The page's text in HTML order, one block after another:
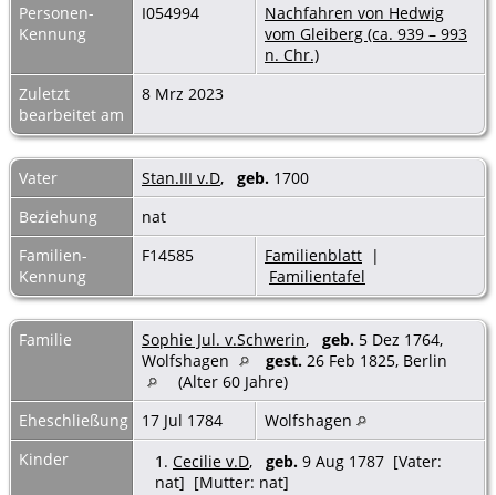
Personen-
Kennung
I054994
Nachfahren von Hedwig
vom Gleiberg (ca. 939 – 993
n. Chr.)
Zuletzt
bearbeitet am
8 Mrz 2023
Vater Stan.III v.D, geb. 1700
Beziehung
nat
Familien-
Kennung
F14585 Familienblatt |
Familientafel
Familie Sophie Jul. v.Schwerin, geb. 5 Dez 1764,
Wolfshagen
gest. 26 Feb 1825, Berlin
(Alter 60 Jahre)
Eheschließung
17 Jul 1784
Wolfshagen
Kinder
1. Cecilie v.D, geb. 9 Aug 1787 [Vater:
nat] [Mutter: nat]